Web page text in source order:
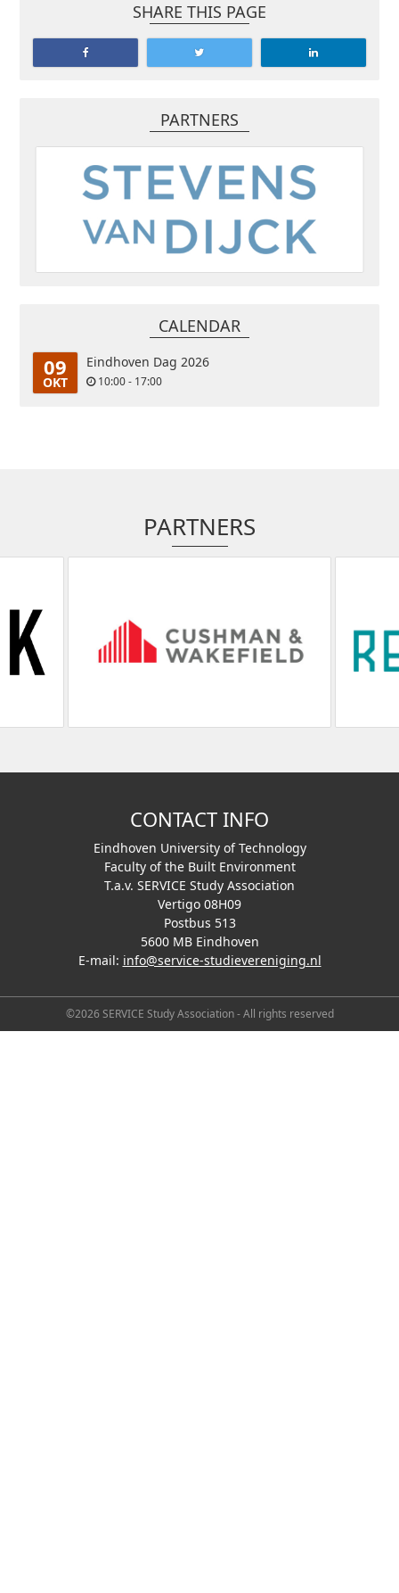
SHARE THIS PAGE
PARTNERS
CALENDAR
09
OKT
Eindhoven Dag 2026
10:00 - 17:00
PARTNERS
CONTACT INFO
Eindhoven University of Technology
Faculty of the Built Environment
T.a.v. SERVICE Study Association
Vertigo 08H09
Postbus 513
5600 MB Eindhoven
E-mail: info@service-studievereniging.nl
©2026 SERVICE Study Association - All rights reserved